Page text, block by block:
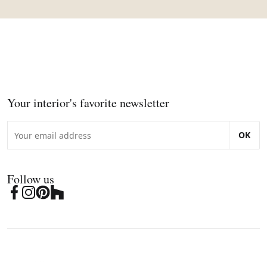
Your interior's favorite newsletter
OK
Follow us